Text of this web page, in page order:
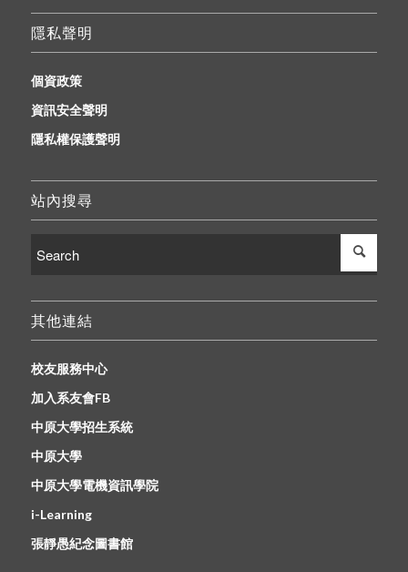
隱私聲明
個資政策
資訊安全聲明
隱私權保護聲明
站內搜尋
其他連結
校友服務中心
加入系友會FB
中原大學招生系統
中原大學
中原大學電機資訊學院
i-Learning
張靜愚紀念圖書館